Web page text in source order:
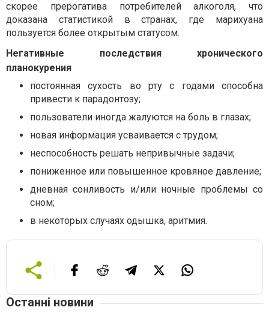
скорее прерогатива потребителей алкоголя, что
доказана статистикой в странах, где марихуана
пользуется более открытым статусом.
Негативные последствия хронического
планокурения
постоянная сухость во рту с годами способна
привести к парадонтозу;
пользователи иногда жалуются на боль в глазах;
новая информация усваивается с трудом;
неспособность решать непривычные задачи;
пониженное или повышенное кровяное давление;
дневная сонливость и/или ночные проблемы со
сном;
в некоторых случаях одышка, аритмия.
Останні новини